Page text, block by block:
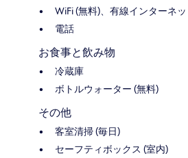
WiFi (無料)、有線インターネッ
電話
お食事と飲み物
冷蔵庫
ボトルウォーター (無料)
その他
客室清掃 (毎日)
セーフティボックス (室内)